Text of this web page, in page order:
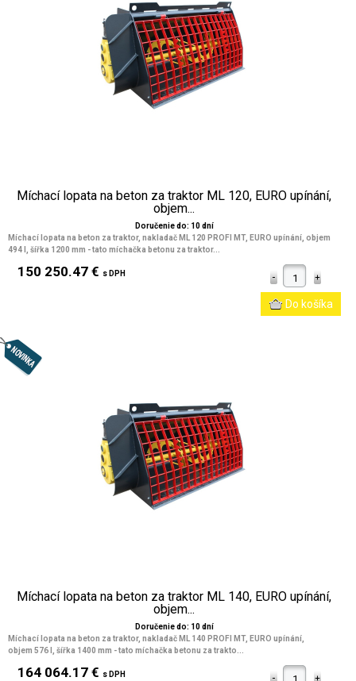
Míchací lopata na beton za traktor ML 120, EURO upínání,
objem...
Doručenie do: 10 dní
Míchací lopata na beton za traktor, nakladač ML 120 PROFI MT, EURO upínání, objem
494 l, šířka 1200 mm - tato míchačka betonu za traktor...
150 250.47 € s DPH
Míchací lopata na beton za traktor ML 140, EURO upínání,
objem...
Doručenie do: 10 dní
Míchací lopata na beton za traktor, nakladač ML 140 PROFI MT, EURO upínání,
objem 576 l, šířka 1400 mm - tato míchačka betonu za trakto...
164 064.17 € s DPH